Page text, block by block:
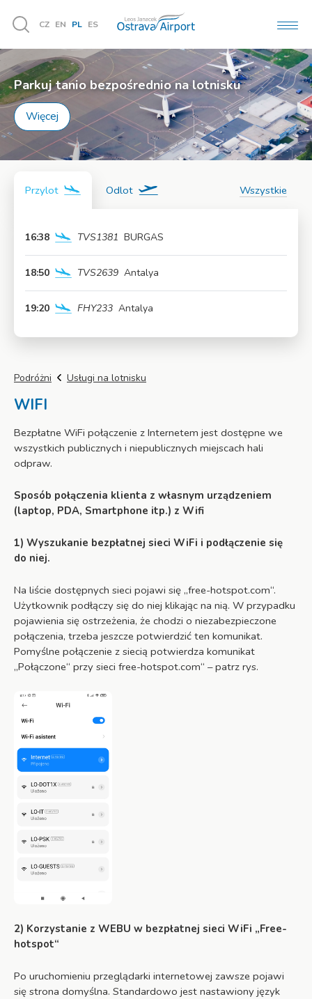
Vyhledávání
CZ EN PL ES
Parkuj tanio bezpośrednio na lotnisku
Więcej
Przylot Odlot Wszystkie
16:38 TVS1381 BURGAS
18:50 TVS2639 Antalya
19:20 FHY233 Antalya
Podróżni Usługi na lotnisku
WIFI
Bezpłatne WiFi połączenie z Internetem jest dostępne we
wszystkich publicznych i niepublicznych miejscach hali
odpraw.
Sposób połączenia klienta z własnym urządzeniem
(laptop, PDA, Smartphone itp.) z Wifi
1) Wyszukanie bezpłatnej sieci WiFi i podłączenie się
do niej.
Na liście dostępnych sieci pojawi się „free-hotspot.com“.
Użytkownik podłączy się do niej klikając na nią. W przypadku
pojawienia się ostrzeżenia, że chodzi o niezabezpieczone
połączenia, trzeba jeszcze potwierdzić ten komunikat.
Pomyślne połączenie z siecią potwierdza komunikat
„Połączone“ przy sieci free-hotspot.com“ – patrz rys.
2) Korzystanie z WEBU w bezpłatnej sieci WiFi „Free-
hotspot“
Po uruchomieniu przeglądarki internetowej zawsze pojawi
się strona domyślna. Standardowo jest nastawiony język